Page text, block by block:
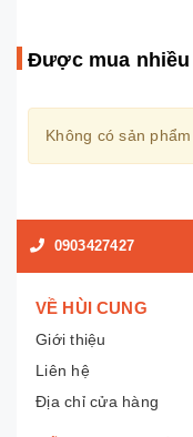
Được mua nhiều
Không có sản
0903427427
VỀ HÙI CUNG
Giới thiệu
Liên hệ
Địa chỉ cửa hàng